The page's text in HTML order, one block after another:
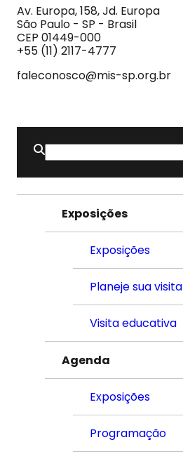
Imagem
e
do
Som
Av. Europa, 158, Jd. Europa
São Paulo - SP - Brasil
CEP 01449-000
+55 (11) 2117-4777
faleconosco@mis-sp.org.br
Buscar
por:
Exposições
Exposições
Planeje sua visita
Visita educativa
Agenda
Exposições
Programação